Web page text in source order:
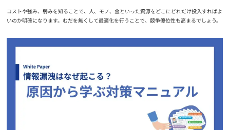
コストや強み、弱みを知ることで、人、モノ、金といった資源をどこにどれだけ投入すればよ
いのか明確になります。むだを無くして最適化を行うことで、競争優位性も高まるでしょう。